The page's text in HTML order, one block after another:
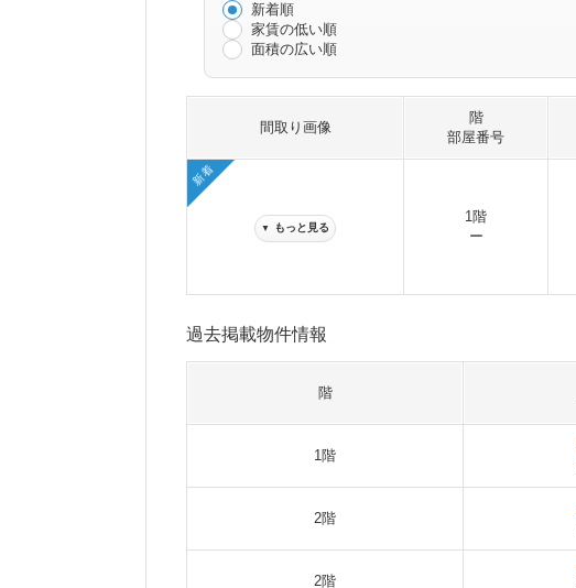
新着順
家賃の低い順
面積の広い順
間取り画像
階
部屋番号
新着
▼ もっと見る
1階
ー
過去掲載物件情報
階
1階
2階
2階